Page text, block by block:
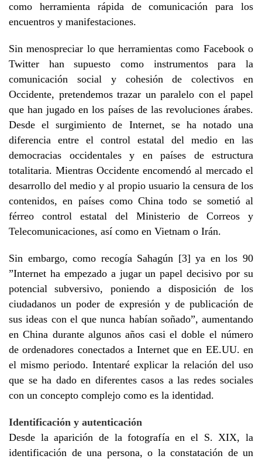
como herramienta rápida de comunicación para los
encuentros y manifestaciones.
Sin menospreciar lo que herramientas como Facebook o
Twitter han supuesto como instrumentos para la
comunicación social y cohesión de colectivos en
Occidente, pretendemos trazar un paralelo con el papel
que han jugado en los países de las revoluciones árabes.
Desde el surgimiento de Internet, se ha notado una
diferencia entre el control estatal del medio en las
democracias occidentales y en países de estructura
totalitaria. Mientras Occidente encomendó al mercado el
desarrollo del medio y al propio usuario la censura de los
contenidos, en países como China todo se sometió al
férreo control estatal del Ministerio de Correos y
Telecomunicaciones, así como en Vietnam o Irán.
Sin embargo, como recogía Sahagún [3] ya en los 90
”Internet ha empezado a jugar un papel decisivo por su
potencial subversivo, poniendo a disposición de los
ciudadanos un poder de expresión y de publicación de
sus ideas con el que nunca habían soñado”, aumentando
en China durante algunos años casi el doble el número
de ordenadores conectados a Internet que en EE.UU. en
el mismo periodo. Intentaré explicar la relación del uso
que se ha dado en diferentes casos a las redes sociales
con un concepto complejo como es la identidad.
Identificación y autenticación
Desde la aparición de la fotografía en el S. XIX, la
identificación de una persona, o la constatación de un